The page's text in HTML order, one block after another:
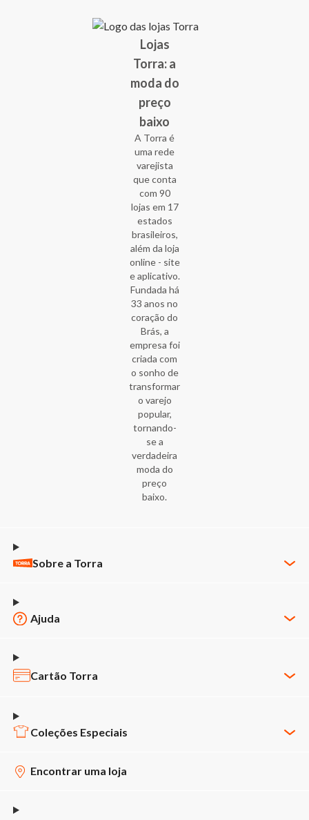
Lojas
Torra: a
moda do
preço
baixo
A Torra é
uma rede
varejista
que conta
com 90
lojas em 17
estados
brasileiros,
além da loja
online - site
e aplicativo.
Fundada há
33 anos no
coração do
Brás, a
empresa foi
criada com
o sonho de
transformar
o varejo
popular,
tornando-
se a
verdadeira
moda do
preço
baixo.
Sobre a Torra
Nossas Lojas
Política de Privacidade
Novos Fornecedores
Agendamento de Fornecedores
Relatório de Transparência
Ajuda
Meus Pedidos
Política de Entrega
Trocas e Devoluções
Cartão Torra
2ª via de fatura
Benefícios:
em toda Loja Virtual
Coleções Especiais
Black Friday
Encontrar uma loja